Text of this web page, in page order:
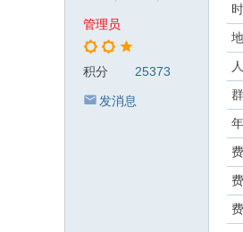
管理员
积分 25373
发消息